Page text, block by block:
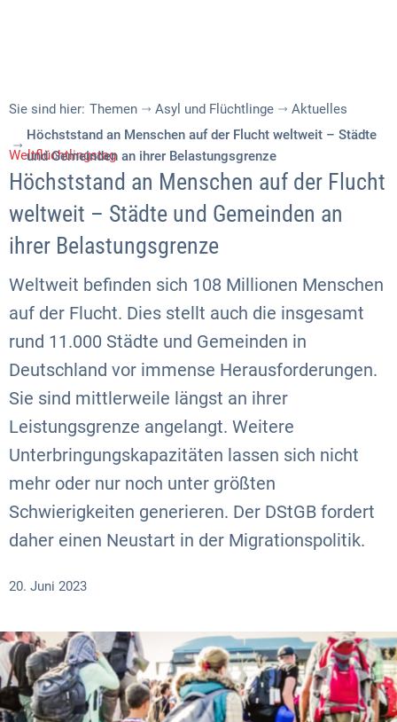
Sie sind hier: Themen Asyl und Flüchtlinge
Aktuelles
Höchststand an Menschen auf der Flucht weltweit – Städte
und Gemeinden an ihrer Belastungsgrenze
Weltflüchtlingstag
Höchststand an Menschen auf der Flucht
weltweit – Städte und Gemeinden an
ihrer Belastungsgrenze
Weltweit befinden sich 108 Millionen Menschen
auf der Flucht. Dies stellt auch die insgesamt
rund 11.000 Städte und Gemeinden in
Deutschland vor immense Herausforderungen.
Sie sind mittlerweile längst an ihrer
Leistungsgrenze angelangt. Weitere
Unterbringungskapazitäten lassen sich nicht
mehr oder nur noch unter größten
Schwierigkeiten generieren. Der DStGB fordert
daher einen Neustart in der Migrationspolitik.
20. Juni 2023